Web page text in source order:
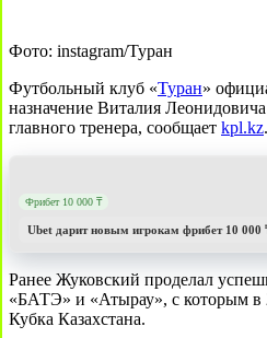
Фото: instagram/Туран
Футбольный клуб «Туран»
назначение Виталия
главного тренера, сообщает kpl.kz.
Фрибет 10 000 ₸
Ubet дарит новым игрокам фрибет 10 000
Ранее Жуковский проделал
«БАТЭ» и «Атырау», с которым в
Кубка Казахстана.